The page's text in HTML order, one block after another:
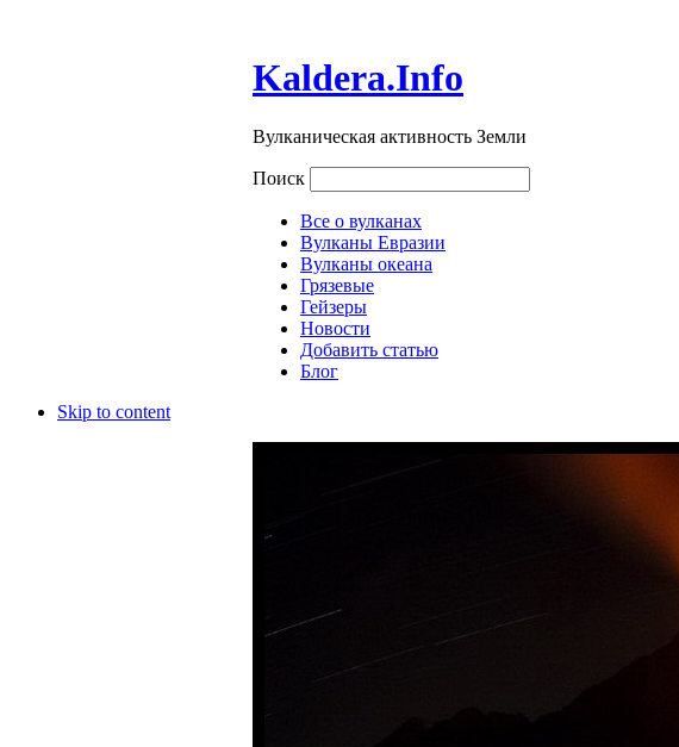
Kaldera.Info
Вулканическая активность Земли
Поиск
Все о вулканах
Вулканы Евразии
Вулканы океана
Грязевые
Гейзеры
Новости
Добавить статью
Блог
Skip to content